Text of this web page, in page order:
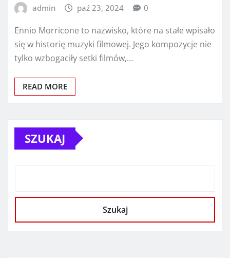
admin paź 23, 2024 0
Ennio Morricone to nazwisko, które na stałe wpisało
się w historię muzyki filmowej. Jego kompozycje nie
tylko wzbogaciły setki filmów,…
READ MORE
SZUKAJ
Szukaj